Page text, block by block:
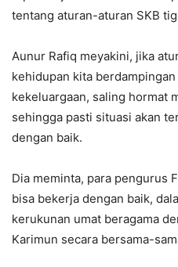
tentang aturan-aturan SKB
Aunur Rafiq meyakini, jika
kehidupan kita berdampingan
kekeluargaan, saling hormat
sehingga pasti situasi akan
dengan baik.
Dia meminta, para pengurus
bisa bekerja dengan baik,
kerukunan umat beragama
Karimun secara bersama-